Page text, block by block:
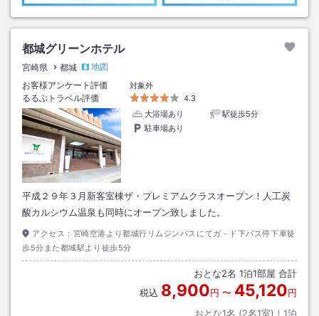
都城グリーンホテル
宮崎県 都城
地図
お客様アンケート評価
対象外
るるぶトラベル評価
4.3
大浴場あり
駅徒歩5分
駐車場あり
平成２９年３月新客室棟ザ・プレミアムクラスオープン！人工炭
酸カルシウム温泉も同時にオープン致しました。
アクセス： 宮崎空港より都城行リムジンバスにてガ－ド下バス停下車徒
歩5分また都城駅より徒歩5分
おとな2名 1泊1部屋 合計
税込 8,900円 〜 45,120円
おとな1名 (2名1室)｜ 1泊